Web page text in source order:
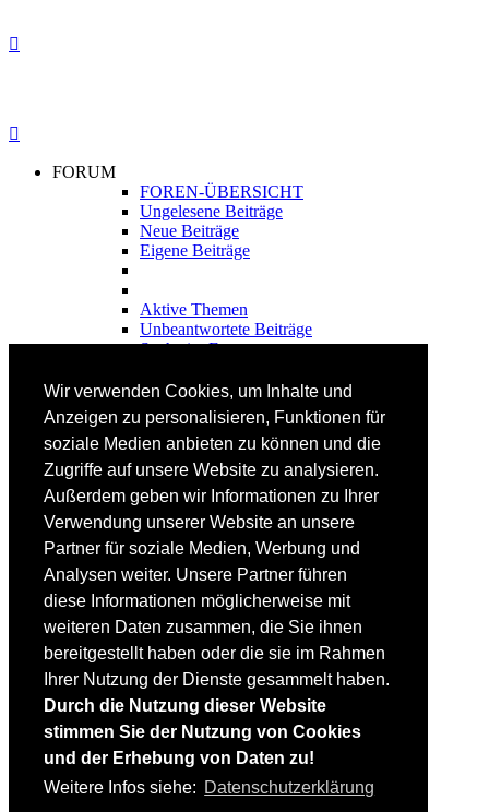
Wir verwenden Cookies, um Inhalte und
Anzeigen zu personalisieren, Funktionen für
soziale Medien anbieten zu können und die
Zugriffe auf unsere Website zu analysieren.
Außerdem geben wir Informationen zu Ihrer
Verwendung unserer Website an unsere
Partner für soziale Medien, Werbung und
Analysen weiter. Unsere Partner führen
diese Informationen möglicherweise mit
weiteren Daten zusammen, die Sie ihnen
bereitgestellt haben oder die sie im Rahmen
Ihrer Nutzung der Dienste gesammelt haben.
Durch die Nutzung dieser Website
stimmen Sie der Nutzung von Cookies
und der Erhebung von Daten zu!
Weitere Infos siehe: Datenschutzerklärung
FORUM
FOREN-ÜBERSICHT
Ungelesene Beiträge
Neue Beiträge
Eigene Beiträge
Aktive Themen
Unbeantwortete Beiträge
Suche im Forum
FAHRTECHNIK
Fortgeschrittene
Lehrplan
Videoanalyse
SKI
SKITEST
Ski-FAQ
Tipps Ski-Kauf
Ski-Typen
Skishops
EQUIPMENT
Skibekleidung
Skischuhe
Bootfitting
Skihelme
Skiservice selbst